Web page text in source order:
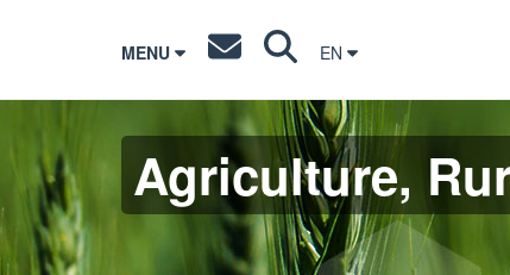
MENU EN
Agriculture,